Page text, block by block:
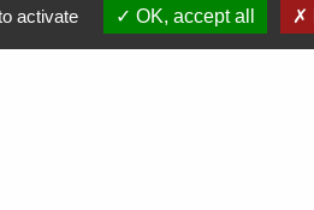
activate OK, accept all